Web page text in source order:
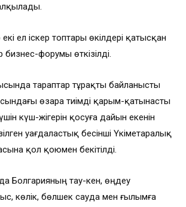
ел іскер топтары өкілдері қатысқан
бизнес-форумы өткізілді.
тараптар тұрақты байланысты
өзара тиімді қарым-қатынасты
күш-жігерін қосуға дайын екенін
уағдаластық бесінші Үкіметаралық
қол қоюмен бекітілді.
Болгарияның тау-кен, өңдеу
көлік, бөлшек сауда мен ғылымға